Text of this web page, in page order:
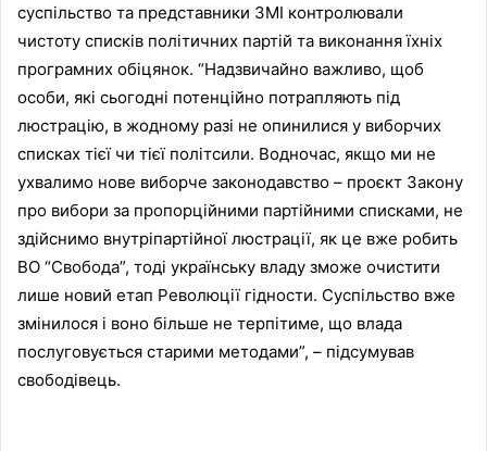
суспільство та представники ЗМІ контролювали
чистоту списків політичних партій та виконання їхніх
програмних обіцянок. “Надзвичайно важливо, щоб
особи, які сьогодні потенційно потрапляють під
люстрацію, в жодному разі не опинилися у виборчих
списках тієї чи тієї політсили. Водночас, якщо ми не
ухвалимо нове виборче законодавство – проєкт Закону
про вибори за пропорційними партійними списками, не
здійснимо внутріпартійної люстрації, як це вже робить
ВО “Свобода”, тоді українську владу зможе очистити
лише новий етап Революції гідности. Суспільство вже
змінилося і воно більше не терпітиме, що влада
послуговується старими методами”, – підсумував
свободівець.